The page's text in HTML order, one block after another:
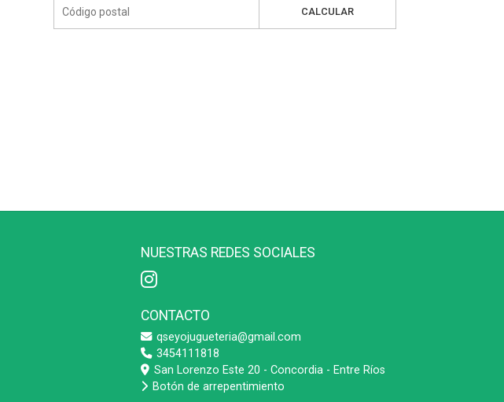
CALCULAR
NUESTRAS REDES SOCIALES
CONTACTO
qseyojugueteria@gmail.com
3454111818
San Lorenzo Este 20 - Concordia - Entre Ríos
Botón de arrepentimiento